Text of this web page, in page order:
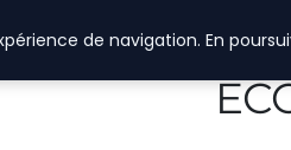
de navigation. En